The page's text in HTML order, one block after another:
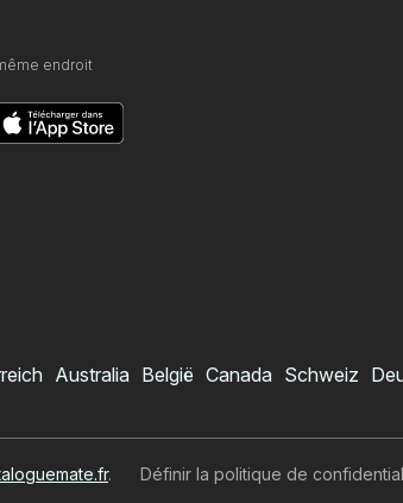
Je
endroit
Australia België Canada Schweiz
. Définir la politique de